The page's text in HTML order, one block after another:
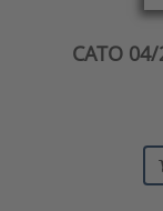
CATO